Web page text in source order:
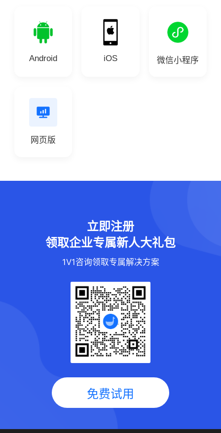
Android iOS 微信小程序
网页版
立即注册
领取企业专属新人大礼包
1V1咨询领取专属解决方案
免费试用